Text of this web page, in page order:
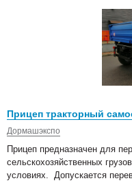
Прицеп тракторный
Дормашэкспо
Прицеп предназначен для
сельскохозяйственных
условиях. Допускается